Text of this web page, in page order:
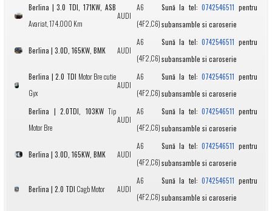
Berlina | 3.0 TDI, 171KW, ASB
Avariat, 174.000 Km
AUDI
A6
(4F2,C6)
Sună la tel:0742546511 pentru
subansamble si caroserie
Berlina | 3.0D, 165KW, BMK AUDI
A6
(4F2,C6)
Sună la tel:0742546511 pentru
subansamble si caroserie
Berlina | 2.0 TDI Motor Bre cutie
Gyx
AUDI
A6
(4F2,C6)
Sună la tel:0742546511 pentru
subansamble si caroserie
Berlina | 2.0TDI, 103KW Tip
Motor Bre
AUDI
A6
(4F2,C6)
Sună la tel:0742546511 pentru
subansamble si caroserie
Berlina | 3.0D, 165KW, BMK AUDI
A6
(4F2,C6)
Sună la tel:0742546511 pentru
subansamble si caroserie
Berlina | 2.0 TDI Cagb Motor AUDI
A6
(4F2,C6)
Sună la tel:0742546511 pentru
subansamble si caroserie